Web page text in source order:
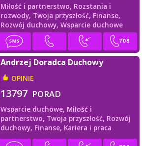
Miłość i partnerstwo, Rozstania i
rozwody, Twoja przyszłość, Finanse,
Rozwój duchowy, Wsparcie duchowe
Andrzej Doradca Duchowy
OPINIE
13797 PORAD
Wsparcie duchowe, Miłość i
partnerstwo, Twoja przyszłość, Rozwój
duchowy, Finanse, Kariera i praca